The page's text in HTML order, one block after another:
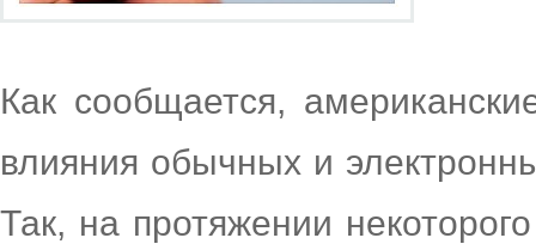
Как сообщается,
влияния обычных и
Так, на протяжении